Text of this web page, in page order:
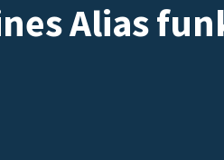
Alias